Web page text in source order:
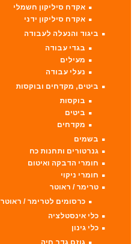
אקדח סיליקון חשמלי
אקדח סיליקון ידני
ביגוד והנעלה לעבודה
בגדי עבודה
מעילים
נעלי עבודה
ביטים, מקדחים ובוקסות
בוקסות
ביטים
מקדחים
בשמים
גנרטורים ותחנות כח
חומרי הדבקה ואיטום
חומרי ניקוי
טרימר / ראוטר
כרסומים לטרימר / ראוטר
כלי אינסטלציה
כלי גינון
גוזם גדר חיה